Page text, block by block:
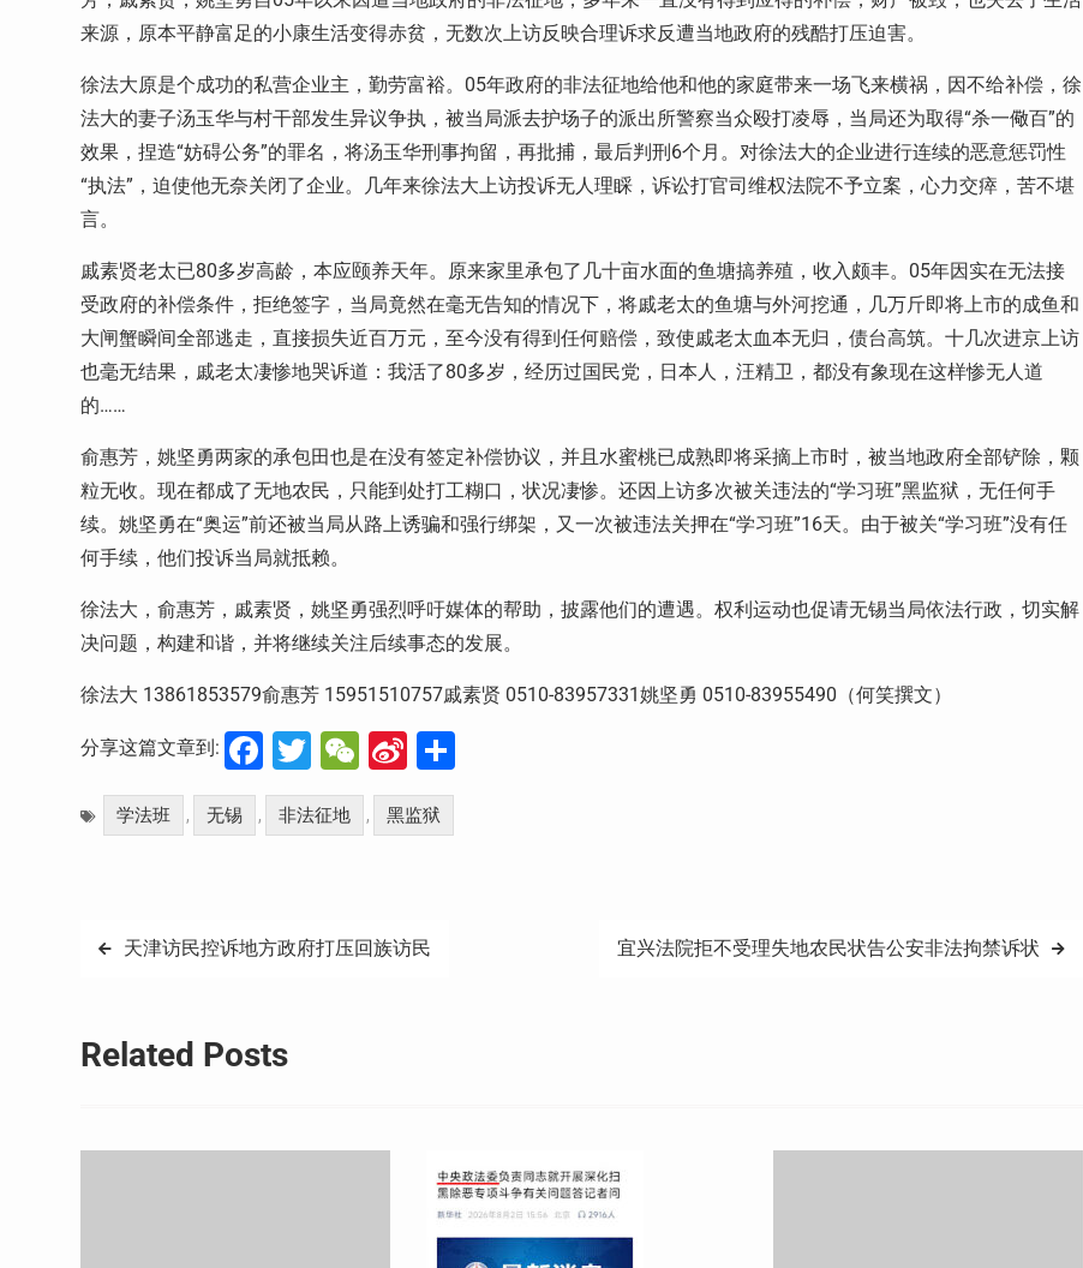
来源，原本平静富足的小康生活变得赤贫，无数次上访反映合理诉求反遭当地政府的残酷打压迫害。
徐法大原是个成功的私营企业主，勤劳富裕。05年政府的非法征地给他和他的家庭带来一场飞来横祸，因不给补偿，徐
法大的妻子汤玉华与村干部发生异议争执，被当局派去护场子的派出所警察当众殴打凌辱，当局还为取得“杀一儆百”的
效果，捏造“妨碍公务”的罪名，将汤玉华刑事拘留，再批捕，最后判刑6个月。对徐法大的企业进行连续的恶意惩罚性
“执法”，迫使他无奈关闭了企业。几年来徐法大上访投诉无人理睬，诉讼打官司维权法院不予立案，心力交瘁，苦不堪
言。
戚素贤老太已80多岁高龄，本应颐养天年。原来家里承包了几十亩水面的鱼塘搞养殖，收入颇丰。05年因实在无法接
受政府的补偿条件，拒绝签字，当局竟然在毫无告知的情况下，将戚老太的鱼塘与外河挖通，几万斤即将上市的成鱼和
大闸蟹瞬间全部逃走，直接损失近百万元，至今没有得到任何赔偿，致使戚老太血本无归，债台高筑。十几次进京上访
也毫无结果，戚老太凄惨地哭诉道：我活了80多岁，经历过国民党，日本人，汪精卫，都没有象现在这样惨无人道
的……
俞惠芳，姚坚勇两家的承包田也是在没有签定补偿协议，并且水蜜桃已成熟即将采摘上市时，被当地政府全部铲除，颗
粒无收。现在都成了无地农民，只能到处打工糊口，状况凄惨。还因上访多次被关违法的“学习班”黑监狱，无任何手
续。姚坚勇在“奥运”前还被当局从路上诱骗和强行绑架，又一次被违法关押在“学习班”16天。由于被关“学习班”没有任
何手续，他们投诉当局就抵赖。
徐法大，俞惠芳，戚素贤，姚坚勇强烈呼吁媒体的帮助，披露他们的遭遇。权利运动也促请无锡当局依法行政，切实解
决问题，构建和谐，并将继续关注后续事态的发展。
徐法大 13861853579俞惠芳 15951510757戚素贤 0510-83957331姚坚勇 0510-83955490（何笑撰文）
分享这篇文章到: Facebook
Twitter
WeChat
Sina
Weibo
学法班 , 无锡 , 非法征地 , 黑监狱
文
导
天津访民控诉地方政府打压回族访民 宜兴法院拒不受理失地农民状告公安非法拘禁诉状
Related Posts